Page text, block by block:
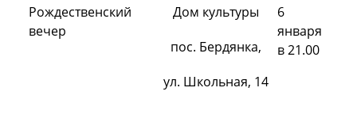
Рождественский
вечер
Дом культуры
пос. Бердянка,
ул. Школьная, 14
6
января
в 21.00